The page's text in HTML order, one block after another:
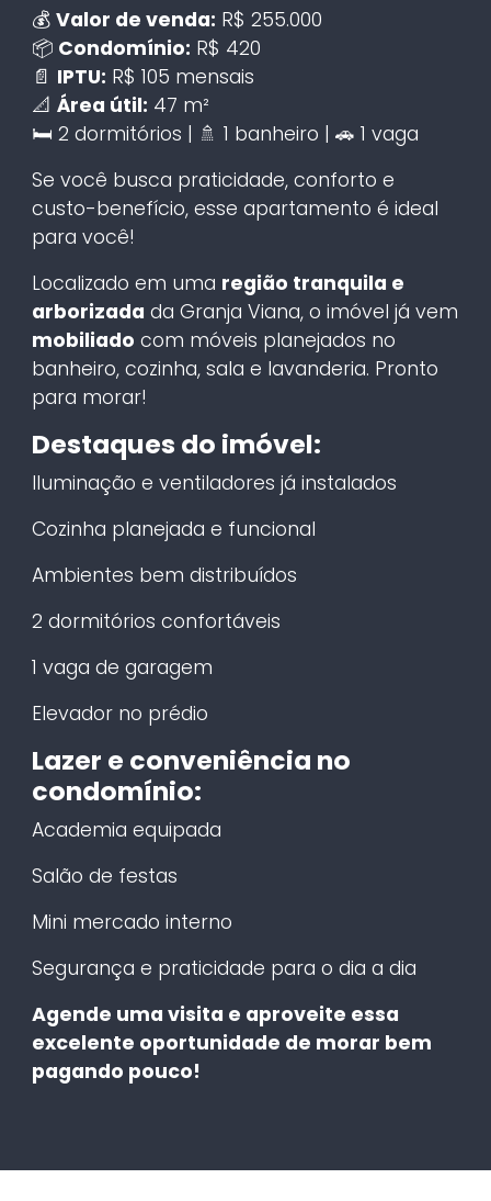
💰 Valor de venda: R$ 255.000
📦 Condomínio: R$ 420
📄 IPTU: R$ 105 mensais
📐 Área útil: 47 m²
🛏️ 2 dormitórios | 🚿 1 banheiro | 🚗 1 vaga
Se você busca praticidade, conforto e
custo-benefício, esse apartamento é ideal
para você!
Localizado em uma região tranquila e
arborizada da Granja Viana, o imóvel já vem
mobiliado com móveis planejados no
banheiro, cozinha, sala e lavanderia. Pronto
para morar!
Destaques do imóvel:
Iluminação e ventiladores já instalados
Cozinha planejada e funcional
Ambientes bem distribuídos
2 dormitórios confortáveis
1 vaga de garagem
Elevador no prédio
Lazer e conveniência no
condomínio:
Academia equipada
Salão de festas
Mini mercado interno
Segurança e praticidade para o dia a dia
Agende uma visita e aproveite essa
excelente oportunidade de morar bem
pagando pouco!